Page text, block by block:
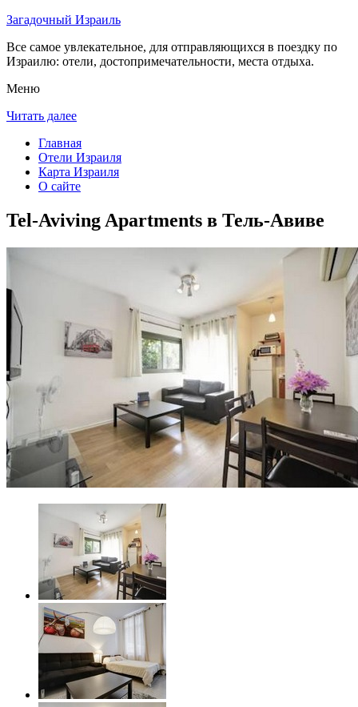
Загадочный Израиль
Все самое увлекательное, для отправляющихся в поездку по
Израилю: отели, достопримечательности, места отдыха.
Меню
Читать далее
Главная
Отели Израиля
Карта Израиля
О сайте
Tel-Aviving Apartments в Тель-Авиве